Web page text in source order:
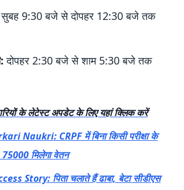
सुबह 9:30 बजे से दोपहर 12:30 बजे तक
दोपहर 2:30 बजे से शाम 5:30 बजे तक
के लेटेस्ट अपडेट के लिए यहां क्लिक करें
Naukri: CRPF में बिना किसी परीक्षा के
75000 मिलेगा वेतन
Story: पिता चलाते हैं ढाबा, बेटा सीडीएस